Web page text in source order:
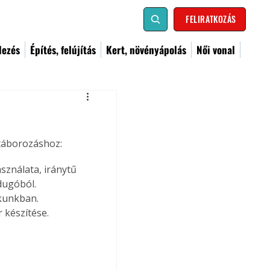
FELIRATKOZÁS
Építés, felújítás Kert, növényápolás Női vonal
iránytű
készítése.